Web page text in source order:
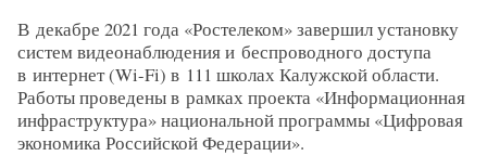
В декабре 2021 года «Ростелеком» завершил установку
систем видеонаблюдения и беспроводного доступа
в интернет (Wi-Fi) в 111 школах Калужской области.
Работы проведены в рамках проекта «Информационная
инфраструктура» национальной программы «Цифровая
экономика Российской Федерации».